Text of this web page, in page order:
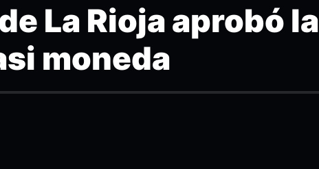
La Rioja aprobó la
moneda